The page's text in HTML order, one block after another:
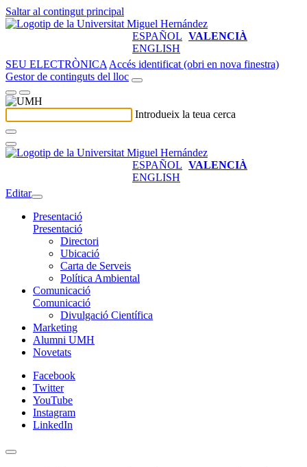
Saltar al contingut principal
ESPAÑOL VALENCIÀ
ENGLISH
SEU ELECTRÒNICA Accés identificat (obri en nova finestra)
Gestor de continguts del lloc
Introdueix la teua cerca
ESPAÑOL VALENCIÀ
ENGLISH
Editar
Presentació
Presentació
Directori
Ubicació
Carta de Serveis
Política Ambiental
Comunicació
Comunicació
Divulgació Científica
Marketing
Alumni UMH
Novetats
Facebook
Twitter
YouTube
Instagram
LinkedIn